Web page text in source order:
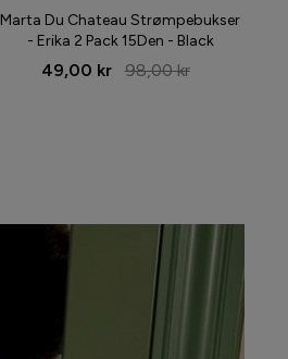
Marta Du Chateau Strømpebukser
- Erika 2 Pack 15Den - Black
49,00 kr 98,00 kr